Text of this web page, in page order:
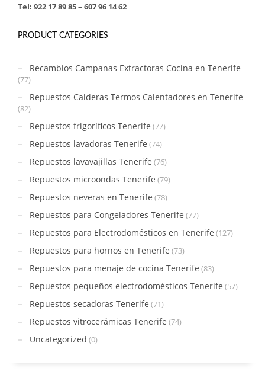
Tel: 922 17 89 85 – 607 96 14 62
PRODUCT CATEGORIES
Recambios Campanas Extractoras Cocina en Tenerife
(77)
Repuestos Calderas Termos Calentadores en Tenerife
(82)
Repuestos frigoríficos Tenerife (77)
Repuestos lavadoras Tenerife (74)
Repuestos lavavajillas Tenerife (76)
Repuestos microondas Tenerife (79)
Repuestos neveras en Tenerife (78)
Repuestos para Congeladores Tenerife (77)
Repuestos para Electrodomésticos en Tenerife (127)
Repuestos para hornos en Tenerife (73)
Repuestos para menaje de cocina Tenerife (83)
Repuestos pequeños electrodomésticos Tenerife (57)
Repuestos secadoras Tenerife (71)
Repuestos vitrocerámicas Tenerife (74)
Uncategorized (0)